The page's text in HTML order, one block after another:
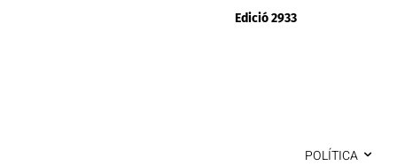
Edició 2933
POLÍTICA